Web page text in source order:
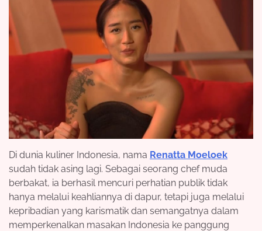
Di dunia kuliner Indonesia, nama Renatta Moeloek
sudah tidak asing lagi. Sebagai seorang chef muda
berbakat, ia berhasil mencuri perhatian publik tidak
hanya melalui keahliannya di dapur, tetapi juga melalui
kepribadian yang karismatik dan semangatnya dalam
memperkenalkan masakan Indonesia ke panggung